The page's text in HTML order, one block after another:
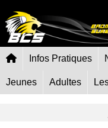
Infos Pratiques
Jeunes Adultes